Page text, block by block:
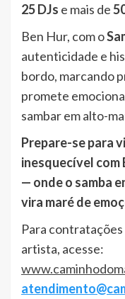
25 DJs e mais de
Ben Hur, com o
autenticidade e
bordo, marcando
promete
sambar em alto-
Prepare-se para
inesquecível com
— onde o samba
vira maré de
Para
artista, acesse: